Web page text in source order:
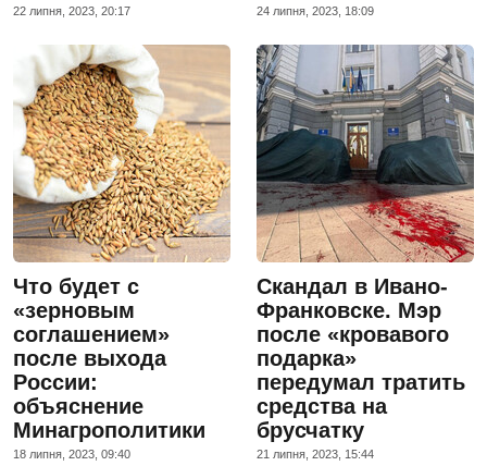
22 липня, 2023, 20:17 24 липня, 2023, 18:09
Что будет с
«зерновым
соглашением»
после выхода
России:
объяснение
Минагрополитики
18 липня, 2023, 09:40
Скандал в Ивано-
Франковске. Мэр
после «кровавого
подарка»
передумал тратить
средства на
брусчатку
21 липня, 2023, 15:44